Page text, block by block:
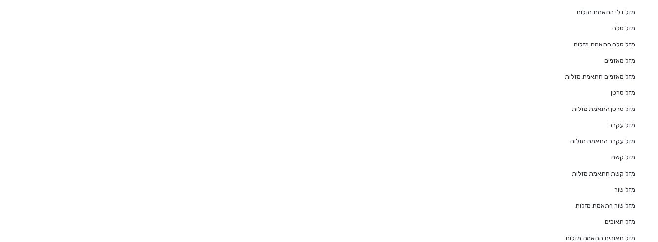
מזל דלי התאמת מזלות
מזל טלה
מזל טלה התאמת מזלות
מזל מאזניים
מזל מאזניים התאמת מזלות
מזל סרטן
מזל סרטן התאמת מזלות
מזל עקרב
מזל עקרב התאמת מזלות
מזל קשת
מזל קשת התאמת מזלות
מזל שור
מזל שור התאמת מזלות
מזל תאומים
מזל תאומים התאמת מזלות